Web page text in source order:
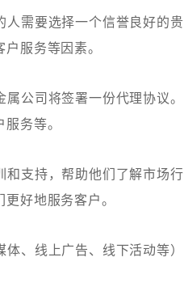
需要选择一个信誉良好的
服务等因素。
公司将签署一份代理协议
务等。
支持，帮助他们了解市场
好地服务客户。
、线上广告、线下活动等）